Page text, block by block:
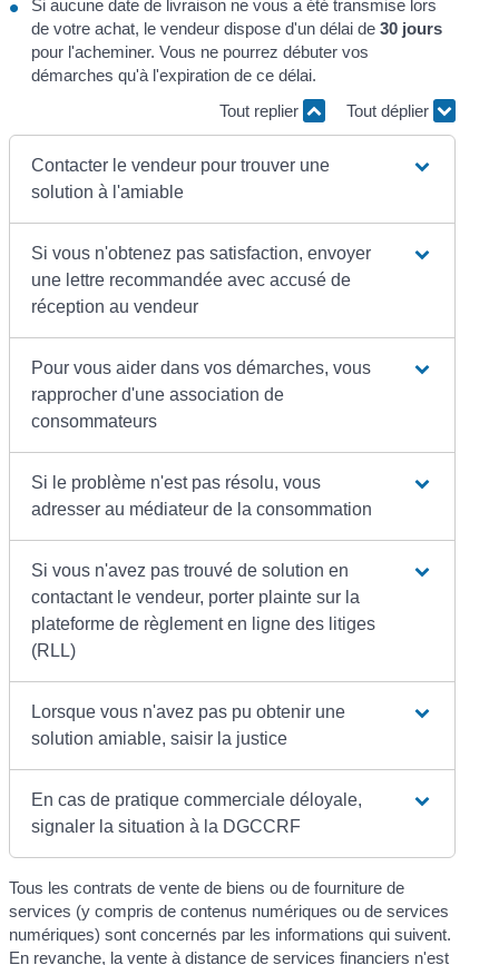
Si aucune date de livraison ne vous a été transmise lors
de votre achat, le vendeur dispose d'un délai de 30 jours
pour l'acheminer. Vous ne pourrez débuter vos
démarches qu'à l'expiration de ce délai.
Tout replier
Tout déplier
Contacter le vendeur pour trouver une
solution à l'amiable
Si vous n'obtenez pas satisfaction, envoyer
une lettre recommandée avec accusé de
réception au vendeur
Pour vous aider dans vos démarches, vous
rapprocher d'une association de
consommateurs
Si le problème n'est pas résolu, vous
adresser au médiateur de la consommation
Si vous n'avez pas trouvé de solution en
contactant le vendeur, porter plainte sur la
plateforme de règlement en ligne des litiges
(RLL)
Lorsque vous n'avez pas pu obtenir une
solution amiable, saisir la justice
En cas de pratique commerciale déloyale,
signaler la situation à la DGCCRF
Tous les contrats de vente de biens ou de fourniture de
services (y compris de contenus numériques ou de services
numériques) sont concernés par les informations qui suivent.
En revanche, la vente à distance de services financiers n'est